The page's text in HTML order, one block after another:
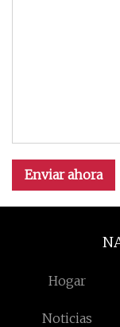
Enviar ahora
Hogar
Noticias